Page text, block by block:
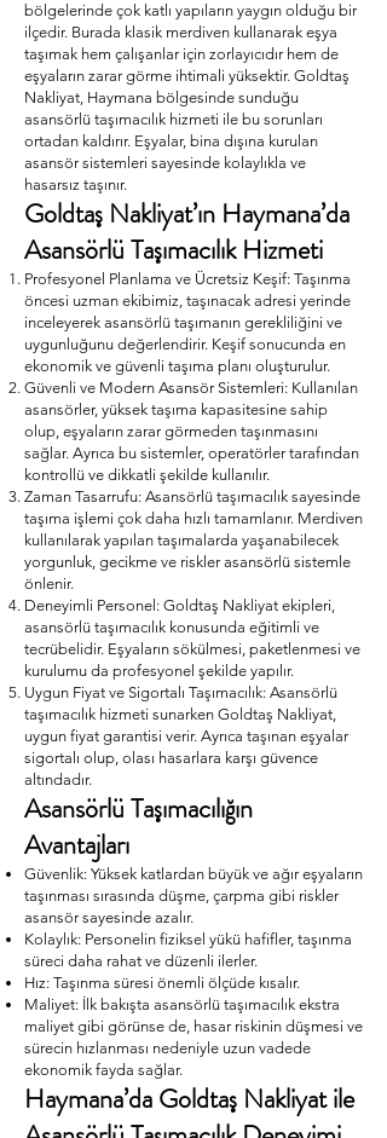
bölgelerinde çok katlı yapıların yaygın olduğu bir
ilçedir. Burada klasik merdiven kullanarak eşya
taşımak hem çalışanlar için zorlayıcıdır hem de
eşyaların zarar görme ihtimali yüksektir. Goldtaş
Nakliyat, Haymana bölgesinde sunduğu
asansörlü taşımacılık hizmeti ile bu sorunları
ortadan kaldırır. Eşyalar, bina dışına kurulan
asansör sistemleri sayesinde kolaylıkla ve
hasarsız taşınır.
Goldtaş Nakliyat’ın Haymana’da
Asansörlü Taşımacılık Hizmeti
Profesyonel Planlama ve Ücretsiz Keşif: Taşınma
öncesi uzman ekibimiz, taşınacak adresi yerinde
inceleyerek asansörlü taşımanın gerekliliğini ve
uygunluğunu değerlendirir. Keşif sonucunda en
ekonomik ve güvenli taşıma planı oluşturulur.
Güvenli ve Modern Asansör Sistemleri: Kullanılan
asansörler, yüksek taşıma kapasitesine sahip
olup, eşyaların zarar görmeden taşınmasını
sağlar. Ayrıca bu sistemler, operatörler tarafından
kontrollü ve dikkatli şekilde kullanılır.
Zaman Tasarrufu: Asansörlü taşımacılık sayesinde
taşıma işlemi çok daha hızlı tamamlanır. Merdiven
kullanılarak yapılan taşımalarda yaşanabilecek
yorgunluk, gecikme ve riskler asansörlü sistemle
önlenir.
Deneyimli Personel: Goldtaş Nakliyat ekipleri,
asansörlü taşımacılık konusunda eğitimli ve
tecrübelidir. Eşyaların sökülmesi, paketlenmesi ve
kurulumu da profesyonel şekilde yapılır.
Uygun Fiyat ve Sigortalı Taşımacılık: Asansörlü
taşımacılık hizmeti sunarken Goldtaş Nakliyat,
uygun fiyat garantisi verir. Ayrıca taşınan eşyalar
sigortalı olup, olası hasarlara karşı güvence
altındadır.
Asansörlü Taşımacılığın
Avantajları
Güvenlik: Yüksek katlardan büyük ve ağır eşyaların
taşınması sırasında düşme, çarpma gibi riskler
asansör sayesinde azalır.
Kolaylık: Personelin fiziksel yükü hafifler, taşınma
süreci daha rahat ve düzenli ilerler.
Hız: Taşınma süresi önemli ölçüde kısalır.
Maliyet: İlk bakışta asansörlü taşımacılık ekstra
maliyet gibi görünse de, hasar riskinin düşmesi ve
sürecin hızlanması nedeniyle uzun vadede
ekonomik fayda sağlar.
Haymana’da Goldtaş Nakliyat ile